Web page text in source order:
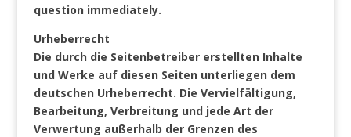
question immediately.
Urheberrecht
Die durch die Seitenbetreiber erstellten Inhalte
und Werke auf diesen Seiten unterliegen dem
deutschen Urheberrecht. Die Vervielfältigung,
Bearbeitung, Verbreitung und jede Art der
Verwertung außerhalb der Grenzen des